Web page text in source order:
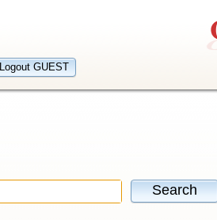
Logout GUEST
Search